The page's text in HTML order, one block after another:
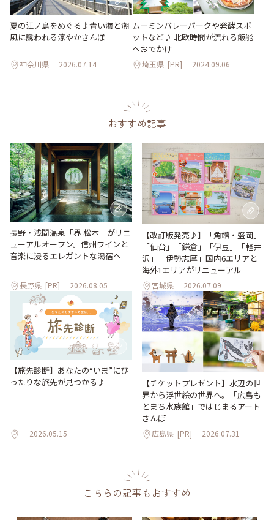
夏の江ノ島をめぐる♪青い海と潮
風に誘われる涼やかさんぽ
神奈川県 2026.07.14
ムーミンバレーパークや発酵スポ
ットなど♪ 北欧時間が流れる飯能
へおでかけ
埼玉県 [PR] 2024.09.06
おすすめ記事
長野・浅間温泉「界 松本」がリニ
ューアルオープン。信州ワインと
音楽に浸るエレガントな湯宿へ
長野県 [PR] 2026.08.05
【改訂版発売♪】「角館・盛岡」
「仙台」「鎌倉」「伊豆」「軽井
沢」「伊勢志摩」国内6エリアと
海外1エリアがリニューアル
宮城県 2026.07.09
【旅先診断】あなたの“いま”にぴ
ったりな旅先が見つかる♪
2026.05.15
【チケットプレゼント】水辺の世
界から浮世絵の世界へ。「広島も
とまち水族館」ではじまるアート
さんぽ
広島県 [PR] 2026.07.31
こちらの記事もおすすめ